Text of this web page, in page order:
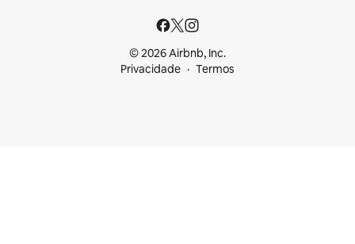
© 2026 Airbnb, Inc.
Privacidade
Termos